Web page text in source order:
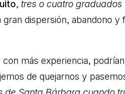
, tres o cuatro graduados
gran dispersión, abandono y
más experiencia, podrían
de quejarnos y